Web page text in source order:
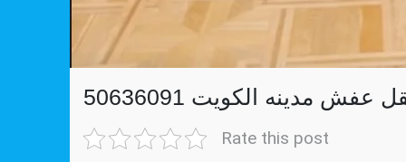
عفش مدينه الكويت 50636091
Rate this post